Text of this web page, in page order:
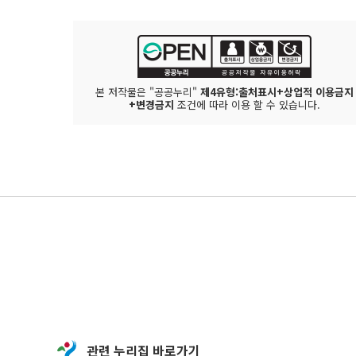
본 저작물은 "공공누리" 제4유형:출처표시+상업적 이용금지
+변경금지 조건에 따라 이용 할 수 있습니다.
관련 누리집 바로가기